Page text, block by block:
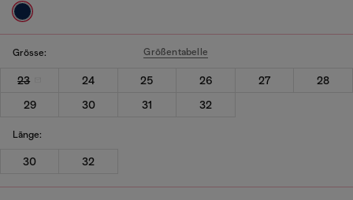
Grösse: Größentabelle
23 24 25 26 27
28
29
30 31 32
Länge:
30 32